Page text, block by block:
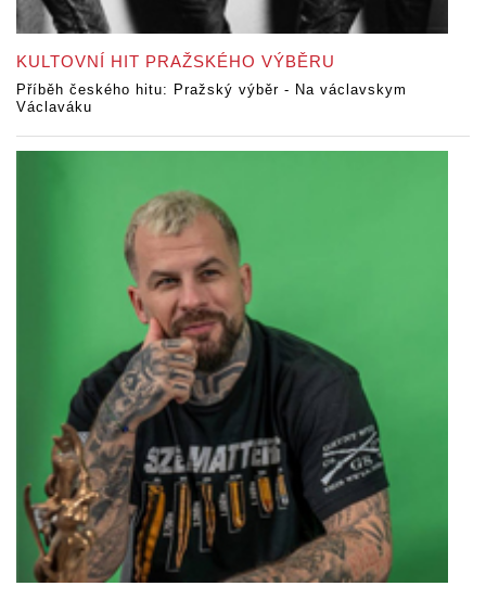
KULTOVNÍ HIT PRAŽSKÉHO VÝBĚRU
Příběh českého hitu: Pražský výběr - Na václavskym
Václaváku